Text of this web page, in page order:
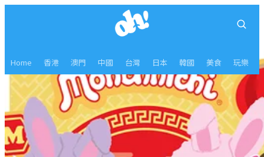
Home 香港 澳門 中國 台灣 日本 韓國 美食 玩樂